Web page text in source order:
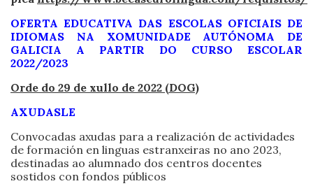
OFERTA EDUCATIVA DAS ESCOLAS OFICIAIS DE
IDIOMAS NA XOMUNIDADE AUTÓNOMA DE
GALICIA A PARTIR DO CURSO ESCOLAR
2022/2023
Orde do 29 de xullo de 2022 (DOG)
AXUDASLE
Convocadas axudas para a realización de actividades
de formación en linguas estranxeiras no ano 2023,
destinadas ao alumnado dos centros docentes
sostidos con fondos públicos